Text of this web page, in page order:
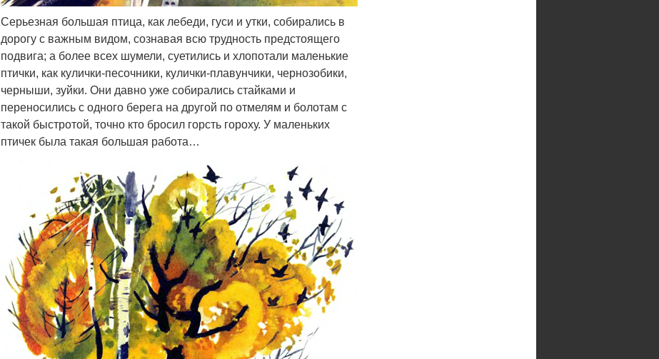
Серьезная большая птица, как лебеди, гуси и утки, собирались в
дорогу с важным видом, сознавая всю трудность предстоящего
подвига; а более всех шумели, суетились и хлопотали маленькие
птички, как кулички-песочники, кулички-плавунчики, чернозобики,
черныши, зуйки. Они давно уже собирались стайками и
переносились с одного берега на другой по отмелям и болотам с
такой быстротой, точно кто бросил горсть гороху. У маленьких
птичек была такая большая работа…